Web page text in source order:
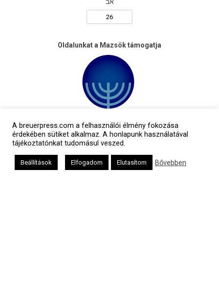
Oldalunkat a Mazsök támogatja
A breuerpress.com a felhasználói élmény fokozása
érdekében sütiket alkalmaz. A honlapunk használatával
tájékoztatónkat tudomásul veszed.
Beállítások Elfogadom Elutasítom Bővebben